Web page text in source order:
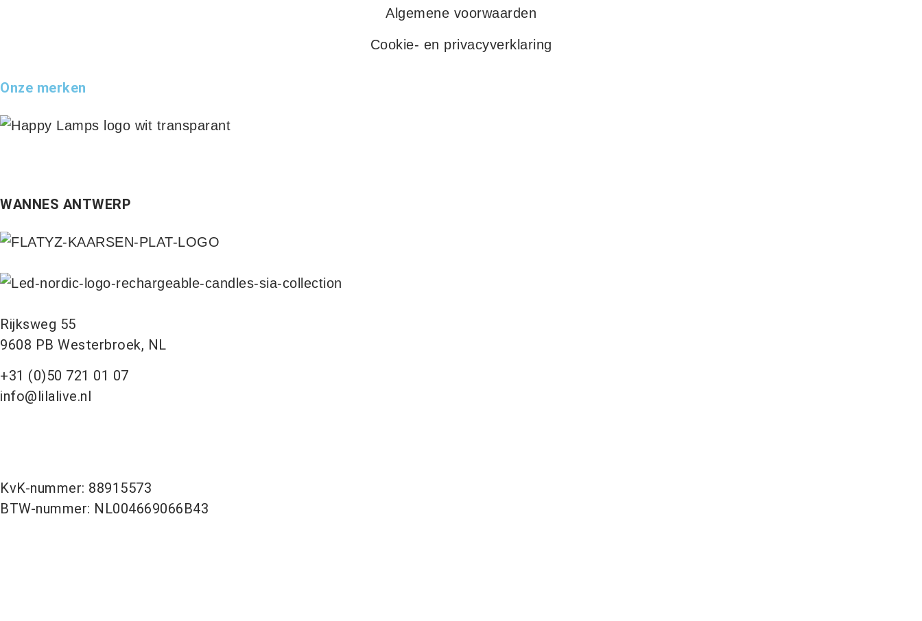
Algemene voorwaarden
Cookie- en privacyverklaring
Onze merken
WANNES ANTWERP
Rijksweg 55
9608 PB Westerbroek, NL
+31 (0)50 721 01 07
info@lilalive.nl
KvK-nummer: 88915573
BTW-nummer: NL004669066B43